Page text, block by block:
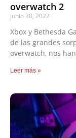
overwatch 2
junio 30, 2022
Xbox y Bethesda
de las grandes
overwatch, nos han
Leer más »